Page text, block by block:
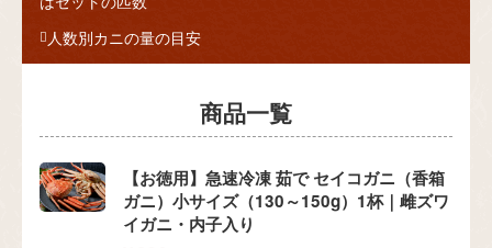
人数別カニの量の目安
【お徳用】急速冷凍 茹で セイコガニ（香箱
ガニ）小サイズ（130～150g）1杯｜雌ズワ
イガニ・内子入り